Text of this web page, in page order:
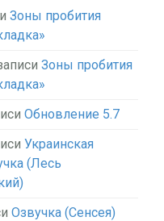
Зоны пробития
Зоны пробития
Обновление 5.7
Украинская
(Лесь
Озвучка (Сенсея)